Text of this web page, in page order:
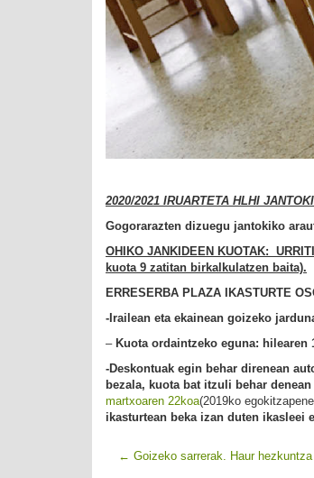
2020/2021 IRUARTETA HLHI
Gogorarazten dizuegu jantokiko
OHIKO JANKIDEEN KUOTAK:
kuota 9 zatitan birkalkulatzen baita).
ERRESERBA PLAZA IKASTURTE
-Irailean eta ekainean goizeko
– Kuota ordaintzeko eguna: hilearen
-Deskontuak egin behar direnean
bezala, kuota bat itzuli behar
martxoaren 22koa(2019ko
ikasturtean beka izan duten ikasleei
← Goizeko sarrerak. Haur hezkuntza